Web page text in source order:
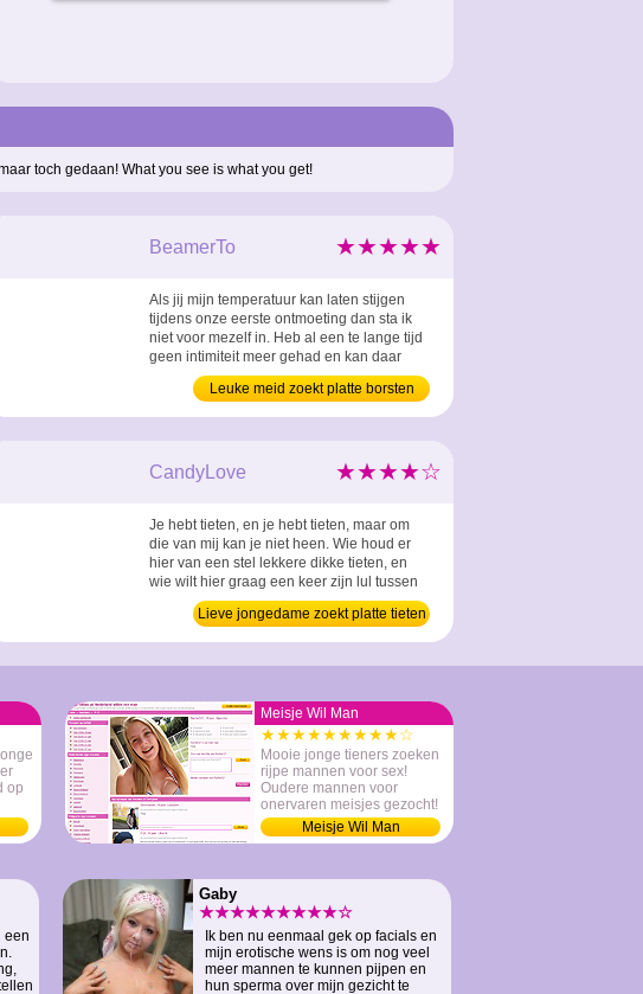
toch gedaan! What you see is what you get!
★★★★★
BeamerTo
Als jij mijn temperatuur kan laten stijgen
tijdens onze eerste ontmoeting dan sta ik
niet voor mezelf in. Heb al een te lange tijd
geen intimiteit meer gehad en kan daar
alleen maar over dromen. ...
Leuke meid zoekt platte borsten
★★★★☆
CandyLove
Je hebt tieten, en je hebt tieten, maar om
die van mij kan je niet heen. Wie houd er
hier van een stel lekkere dikke tieten, en
wie wilt hier graag een keer zijn lul tussen
steken? Ik wacht op je antwoord. ...
Lieve jongedame zoekt platte tieten
op
Meisje Wil Man
★★★★★★★★★☆
Mooie jonge tieners zoeken
rijpe mannen voor sex!
Oudere mannen voor
onervaren meisjes gezocht!
Meisje Wil Man
een
Gaby
★★★★★★★★★☆
Ik ben nu eenmaal gek op facials en
mijn erotische wens is om nog veel
meer mannen te kunnen pijpen en
hun sperma over mijn gezicht te